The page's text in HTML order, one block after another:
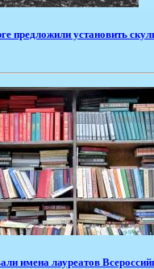
предложили установить
имена лауреатов